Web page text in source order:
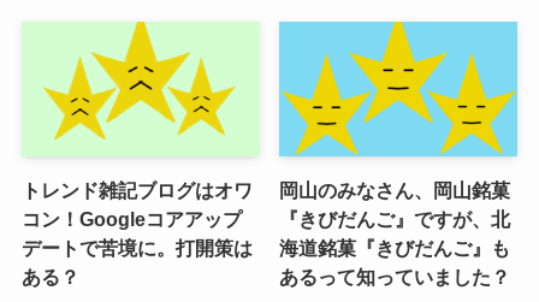
トレンド雑記ブログはオワ
コン！Googleコアアップ
デートで苦境に。打開策は
ある？
岡山のみなさん、岡山銘菓
『きびだんご』ですが、北
海道銘菓『きびだんご』も
あるって知っていました？